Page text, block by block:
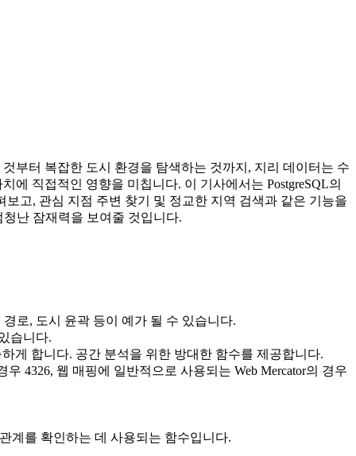
부터 복잡한 도시 환경을 탐색하는 것까지, 지리 데이터는 수
직접적인 영향을 미칩니다. 이 기사에서는 PostgreSQL의
고, 관심 지점 주변 찾기 및 정교한 지역 검색과 같은 기능을
난 잠재력을 보여줄 것입니다.
로, 도시 윤곽 등이 예가 될 수 있습니다.
습니다.
게 합니다. 공간 분석을 위한 방대한 함수를 제공합니다.
4326, 웹 매핑에 일반적으로 사용되는 Web Mercator의 경우
계를 확인하는 데 사용되는 함수입니다.